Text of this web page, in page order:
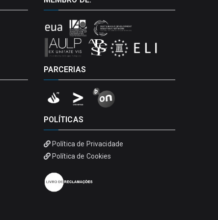
PARCERIAS
POLÍTICAS
Política de Privacidade
Política de Cookies